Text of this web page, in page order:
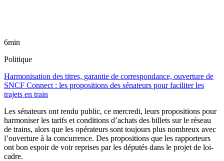
6min
Politique
Harmonisation des titres, garantie de correspondance, ouverture de
SNCF Connect : les propositions des sénateurs pour faciliter les
trajets en train
Les sénateurs ont rendu public, ce mercredi, leurs propositions pour
harmoniser les tarifs et conditions d’achats des billets sur le réseau
de trains, alors que les opérateurs sont toujours plus nombreux avec
l’ouverture à la concurrence. Des propositions que les rapporteurs
ont bon espoir de voir reprises par les députés dans le projet de loi-
cadre.